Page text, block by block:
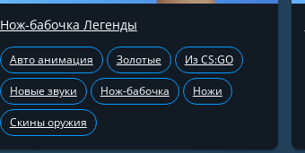
Нож-бабочка Легенды
Авто анимация Золотые Из CS:GO
Новые звуки Нож-бабочка Ножи
Скины оружия